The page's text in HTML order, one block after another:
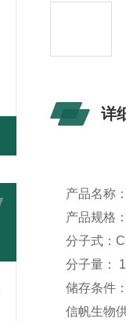
详
产品名称
产品规格
分子式：
分子量：
储存条件
信帆生物